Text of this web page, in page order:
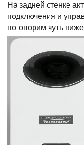
На задней стенке
подключения и
поговорим чуть